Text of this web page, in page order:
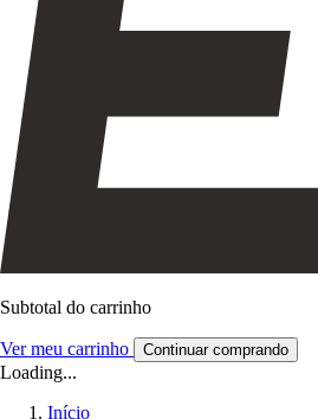
Subtotal do carrinho
Ver meu carrinho Continuar comprando
Loading...
Início